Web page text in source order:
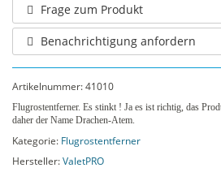
Frage zum Produkt
Benachrichtigung anfordern
Artikelnummer:41010
Flugrostentferner. Es stinkt ! Ja es ist richtig, das
daher der Name Drachen-Atem.
Kategorie: Flugrostentferner
Hersteller:ValetPRO